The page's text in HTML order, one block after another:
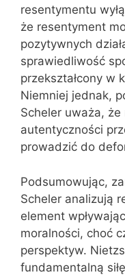
resentymentu
że resentyment
pozytywnych
sprawiedliwość
przekształcony w
Niemniej jednak,
Scheler uważa,
autentyczności
prowadzić do
Podsumowując,
Scheler analizują
element
moralności, choć
perspektyw.
fundamentalną